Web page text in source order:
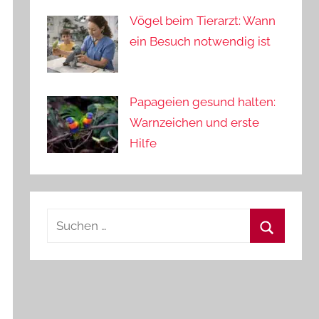
Vögel beim Tierarzt: Wann
ein Besuch notwendig ist
Papageien gesund halten:
Warnzeichen und erste
Hilfe
Suchen